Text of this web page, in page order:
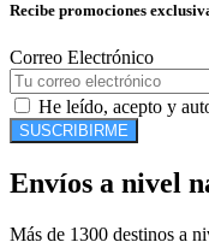
Recibe promociones
Correo Electrónico
He leído, acepto y
SUSCRIBIRME
Envíos a nivel
Más de 1300 destinos a